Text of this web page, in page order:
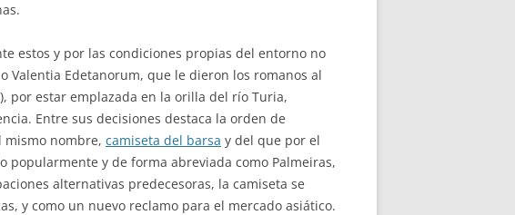
estos y por las condiciones propias del entorno no
Valentia Edetanorum, que le dieron los romanos al
mismo nombre, camiseta del barsa y del que por el
popularmente y de forma abreviada como Palmeiras,
alternativas predecesoras, la camiseta se
y como un nuevo reclamo para el mercado asiático.